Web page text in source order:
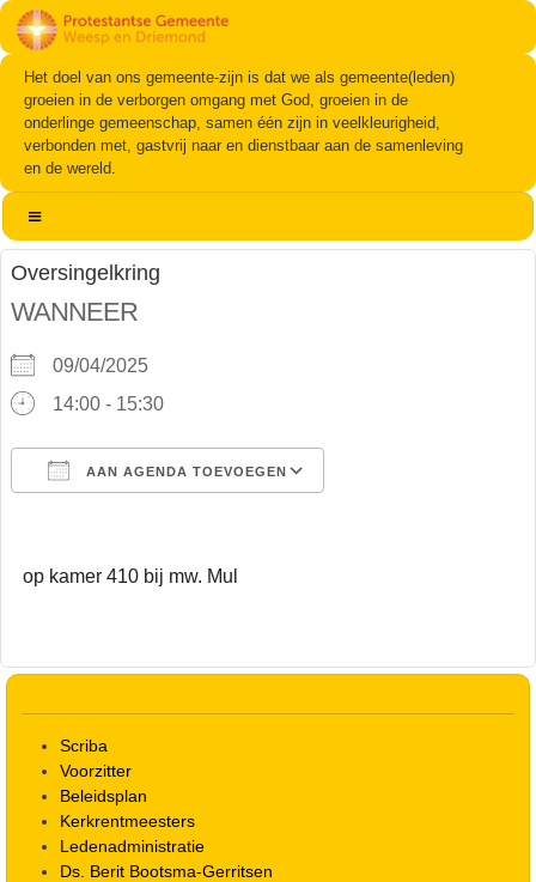
Het doel van ons gemeente-zijn is dat we als gemeente(leden)
groeien in de verborgen omgang met God, groeien in de
onderlinge gemeenschap, samen één zijn in veelkleurigheid,
verbonden met, gastvrij naar en dienstbaar aan de samenleving
en de wereld.
Oversingelkring
WANNEER
09/04/2025
14:00 - 15:30
AAN AGENDA TOEVOEGEN
op kamer 410 bij mw. Mul
Scriba
Voorzitter
Beleidsplan
Kerkrentmeesters
Ledenadministratie
Ds. Berit Bootsma-Gerritsen